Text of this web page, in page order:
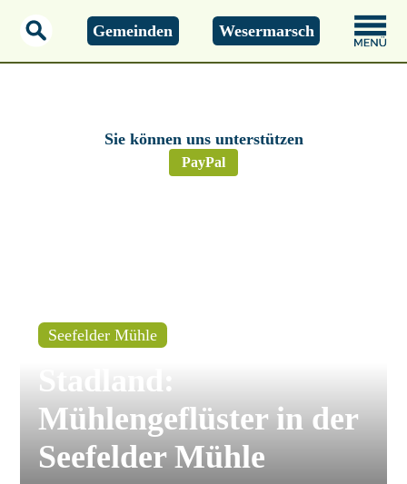
Gemeinden Wesermarsch
Sie können uns unterstützen
PayPal
Seefelder Mühle
Stadland:
Mühlengeflüster in der
Seefelder Mühle